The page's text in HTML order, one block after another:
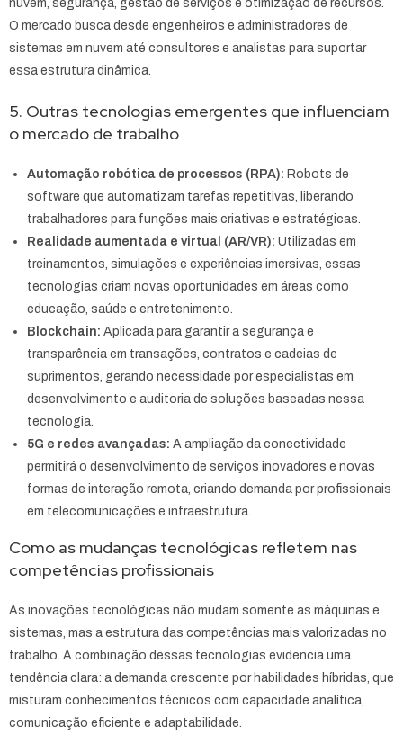
nuvem, segurança, gestão de serviços e otimização de recursos.
O mercado busca desde engenheiros e administradores de
sistemas em nuvem até consultores e analistas para suportar
essa estrutura dinâmica.
5. Outras tecnologias emergentes que influenciam
o mercado de trabalho
Automação robótica de processos (RPA): Robots de
software que automatizam tarefas repetitivas, liberando
trabalhadores para funções mais criativas e estratégicas.
Realidade aumentada e virtual (AR/VR): Utilizadas em
treinamentos, simulações e experiências imersivas, essas
tecnologias criam novas oportunidades em áreas como
educação, saúde e entretenimento.
Blockchain: Aplicada para garantir a segurança e
transparência em transações, contratos e cadeias de
suprimentos, gerando necessidade por especialistas em
desenvolvimento e auditoria de soluções baseadas nessa
tecnologia.
5G e redes avançadas: A ampliação da conectividade
permitirá o desenvolvimento de serviços inovadores e novas
formas de interação remota, criando demanda por profissionais
em telecomunicações e infraestrutura.
Como as mudanças tecnológicas refletem nas
competências profissionais
As inovações tecnológicas não mudam somente as máquinas e
sistemas, mas a estrutura das competências mais valorizadas no
trabalho. A combinação dessas tecnologias evidencia uma
tendência clara: a demanda crescente por habilidades híbridas, que
misturam conhecimentos técnicos com capacidade analítica,
comunicação eficiente e adaptabilidade.